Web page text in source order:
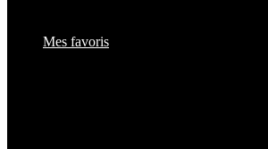
Mes favoris